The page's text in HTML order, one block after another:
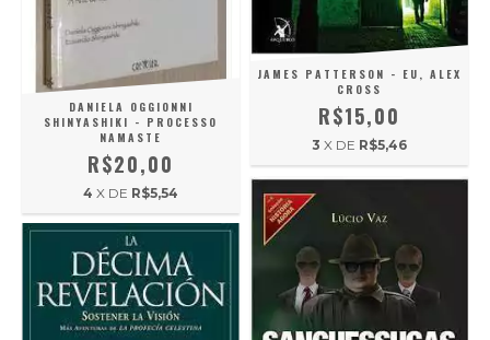
DANIELA OGGIONNI
SHINYASHIKI - PROCESSO
NAMASTE
R$20,00
4 X DE R$5,54
JAMES PATTERSON - EU, ALEX
CROSS
R$15,00
3 X DE R$5,46